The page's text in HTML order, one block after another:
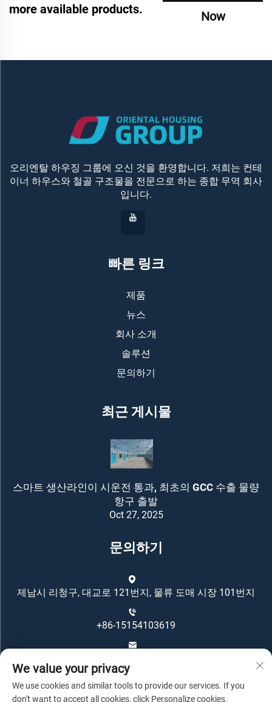
more available products.
Now
오리엔탈 하우징 그룹에 오신 것을 환영합니다. 저희는 컨테
이너 하우스와 철골 구조물을 전문으로 하는 종합 무역 회사
입니다.
빠른 링크
제품
뉴스
회사 소개
솔루션
문의하기
최근 게시물
스마트 생산라인이 시운전 통과, 최초의 GCC 수출 물량
항구 출발
Oct 27, 2025
문의하기
제남시 리청구, 대교로 121번지, 물류 도매 시장 101번지
+86-15154103619
We value your privacy
We use cookies and similar tools to provide our services. If you
don't want to accept all cookies, click Personalize cookies.